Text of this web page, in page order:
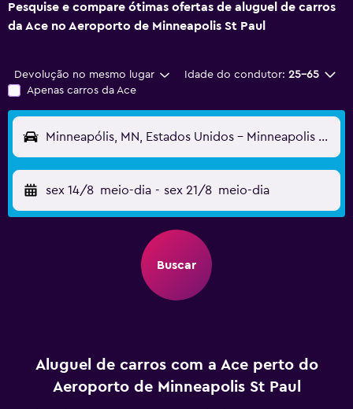
Pesquise e compare ótimas ofertas de aluguel de carros
da Ace no Aeroporto de Minneapolis St Paul
Devolução no mesmo lugar Idade do condutor: 25-65
Apenas carros da Ace
Minneapólis, MN, Estados Unidos - Minneapolis St Paul (MSP)
sex 14/8 meio-dia - sex 21/8 meio-dia
Buscar
Aluguel de carros com a Ace perto do
Aeroporto de Minneapolis St Paul